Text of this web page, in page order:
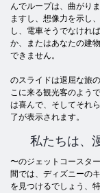
んでループは、曲がり
ますし、想像力を示し
し、電車そうでなけれ
か、またはあなたの建
できません。
のスライドは退屈な旅
こに来る観光客のよう
は喜んで、そしてそれ
了が表示されます。
私たちは、
〜のジェットコースタ
間では、ディズニーの
を見つけるでしょう、